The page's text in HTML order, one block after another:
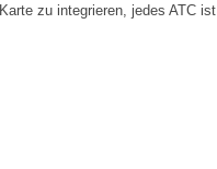
zu integrieren, jedes ATC ist